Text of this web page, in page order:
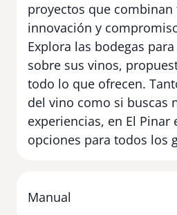
proyectos que
innovación y
Explora las bodegas
sobre sus vinos,
todo lo que ofrecen.
del vino como si buscas
experiencias, en El Pinar
opciones para todos los
Manual